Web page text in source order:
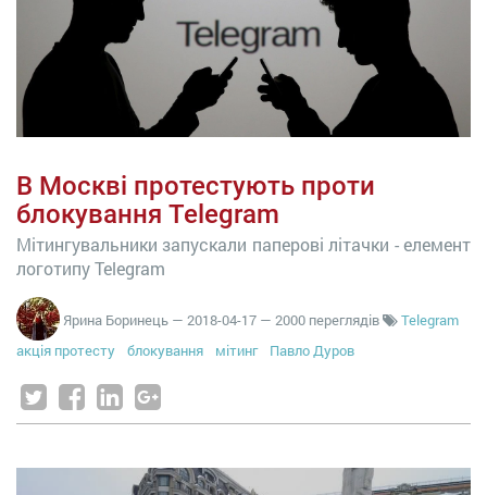
В Москві протестують проти
блокування Telegram
Мітингувальники запускали паперові літачки - елемент
логотипу Telegram
Ярина Боринець — 2018-04-17 — 2000 переглядів
Telegram
акція протесту
блокування мітинг Павло Дуров